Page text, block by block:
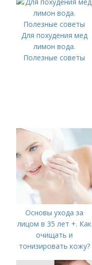
Для похудения мед
лимон вода.
Полезные советы
Основы ухода за
лицом в 35 лет +. Как
очищать и
тонизировать кожу?